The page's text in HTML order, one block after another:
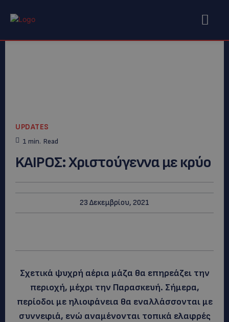
UPDATES
1 min. Read
KAIΡΟΣ: Χριστούγεννα με κρύο
23 Δεκεμβρίου, 2021
Σχετικά ψυχρή αέρια μάζα θα επηρεάζει την
περιοχή, μέχρι την Παρασκευή. Σήμερα,
περίοδοι με ηλιοφάνεια θα εναλλάσσονται με
συννεφιά, ενώ αναμένονται τοπικά ελαφρές